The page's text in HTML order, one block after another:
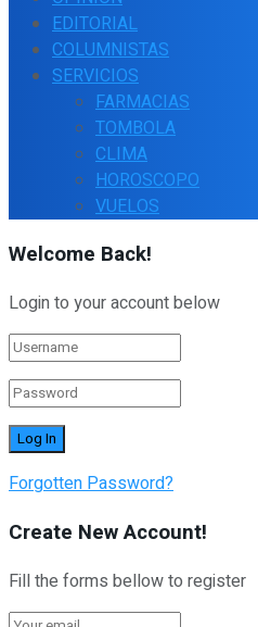
EDITORIAL
COLUMNISTAS
SERVICIOS
FARMACIAS
TOMBOLA
CLIMA
HOROSCOPO
VUELOS
Welcome Back!
Login to your account below
Forgotten Password?
Create New Account!
Fill the forms bellow to register